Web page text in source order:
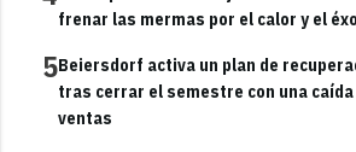
frenar las mermas por el calor y el
5Beiersdorf activa un plan de
tras cerrar el semestre con una caída
ventas